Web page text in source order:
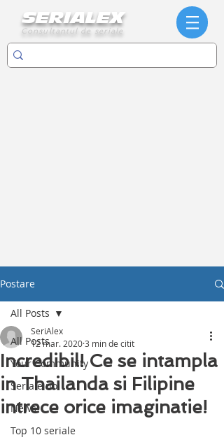
SERIALEX
Consultantul de seriale
Postare
All Posts
Your Community
Seriale noi
News
Top 10 seriale
All Posts
Incredibil! Ce se intampla
in Thailanda si Filipine
intrece orice imaginatie!
SeriAlex
12 mar. 20203 min de citit